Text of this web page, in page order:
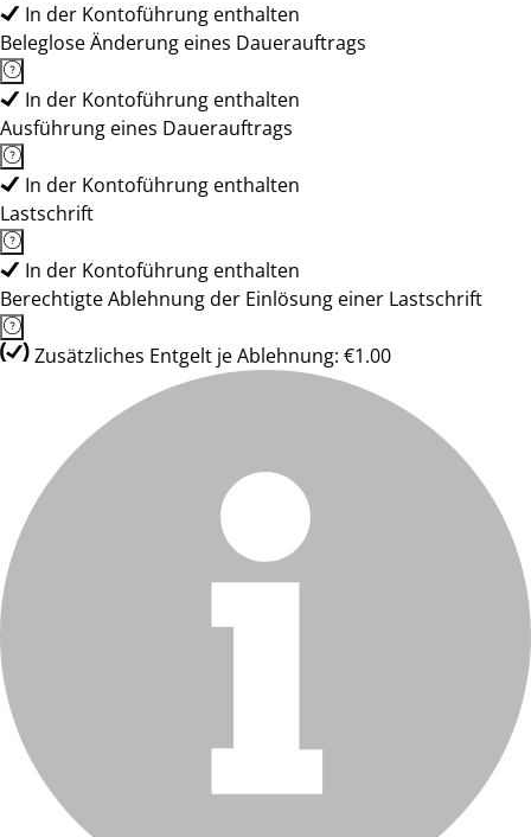
In der Kontoführung enthalten
Beleglose Änderung eines Dauerauftrags
In der Kontoführung enthalten
Ausführung eines Dauerauftrags
In der Kontoführung enthalten
Lastschrift
In der Kontoführung enthalten
Berechtigte Ablehnung der Einlösung einer Lastschrift
Zusätzliches Entgelt je Ablehnung: €1.00